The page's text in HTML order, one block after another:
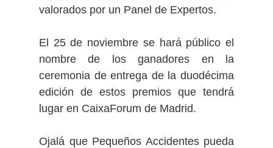
valorados por un Panel de Expertos.
El 25 de noviembre se hará público el
nombre de los ganadores en la
ceremonia de entrega de la duodécima
edición de estos premios que tendrá
lugar en CaixaForum de Madrid.
Ojalá que Pequeños Accidentes pueda